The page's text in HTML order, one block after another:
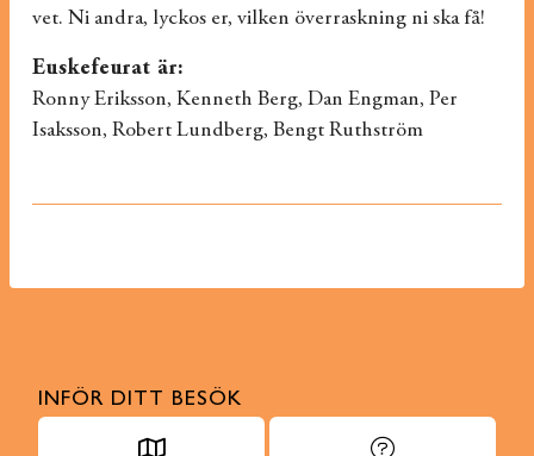
vet. Ni andra, lyckos er, vilken överraskning ni ska få!
Euskefeurat är:
Ronny Eriksson, Kenneth Berg, Dan Engman, Per
Isaksson, Robert Lundberg, Bengt Ruthström
INFÖR DITT BESÖK